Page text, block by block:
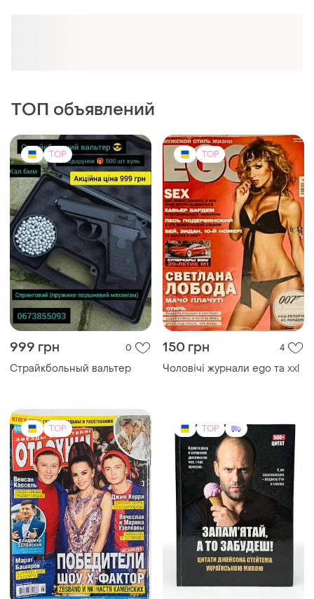
999 грн 0
Страйкбольный вальтер
150 грн 4
Чоловічі журнали ego та xxl
TOP
36 грн 5
Журнали отдохни
TOP
519 грн 316
Книга иронических цитат
джейсона стейтема на
украинском языке
(19)